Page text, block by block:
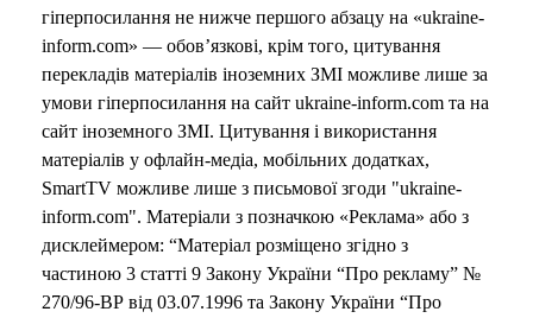
гіперпосилання не нижче першого абзацу на «ukraine-
inform.com» — обов’язкові, крім того, цитування
перекладів матеріалів іноземних ЗМІ можливе лише за
умови гіперпосилання на сайт ukraine-inform.com та на
сайт іноземного ЗМІ. Цитування і використання
матеріалів у офлайн-медіа, мобільних додатках,
SmartTV можливе лише з письмової згоди "ukraine-
inform.com". Матеріали з позначкою «Реклама» або з
дисклеймером: “Матеріал розміщено згідно з
частиною 3 статті 9 Закону України “Про рекламу” №
270/96-ВР від 03.07.1996 та Закону України “Про